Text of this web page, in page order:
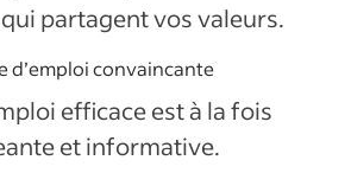
partagent vos valeurs.
d’emploi convaincante
efficace est à la fois
et informative.